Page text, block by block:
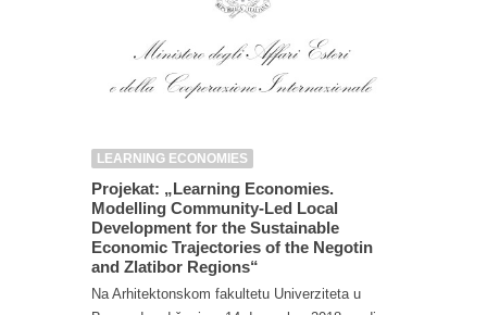
LEARNING ECONOMIES
Projekat: „Learning Economies.
Modelling Community-Led Local
Development for the Sustainable
Economic Trajectories of the Negotin
and Zlatibor Regions“
Na Arhitektonskom fakultetu Univerziteta u